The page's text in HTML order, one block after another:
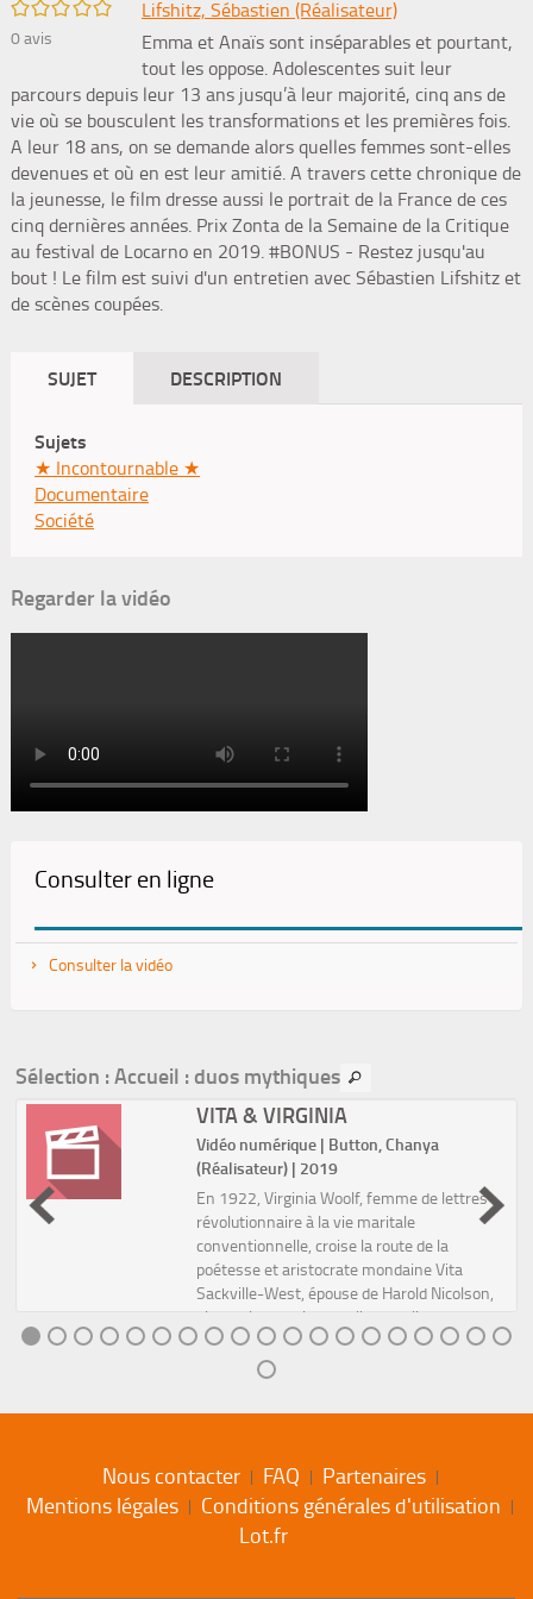
/5
0avis
Lifshitz, Sébastien (Réalisateur)
Emma et Anaïs sont inséparables et pourtant,
tout les oppose. Adolescentes suit leur
parcours depuis leur 13 ans jusqu’à leur majorité, cinq ans de
vie où se bousculent les transformations et les premières fois.
A leur 18 ans, on se demande alors quelles femmes sont-elles
devenues et où en est leur amitié. A travers cette chronique de
la jeunesse, le film dresse aussi le portrait de la France de ces
cinq dernières années. Prix Zonta de la Semaine de la Critique
au festival de Locarno en 2019. #BONUS - Restez jusqu'au
bout ! Le film est suivi d'un entretien avec Sébastien Lifshitz et
de scènes coupées.
SUJET DESCRIPTION
Sujets
★ Incontournable ★
Documentaire
Société
Regarder la vidéo
Consulter en ligne
Consulter la vidéo
Sélection : Accueil : duos mythiques
VITA & VIRGINIA
Vidéo numérique | Button, Chanya
(Réalisateur) | 2019
En 1922, Virginia Woolf, femme de lettres
révolutionnaire à la vie maritale
conventionnelle, croise la route de la
poétesse et aristocrate mondaine Vita
Sackville-West, épouse de Harold Nicolson,
bisexuel et partisan de l'amour li...
Nous contacter FAQ
Partenaires
Mentions légales
Conditions générales d'utilisation
Lot.fr